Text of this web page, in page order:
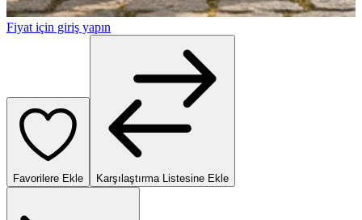
Fiyat için giriş yapın
Favorilere Ekle Karşılaştırma Listesine Ekle